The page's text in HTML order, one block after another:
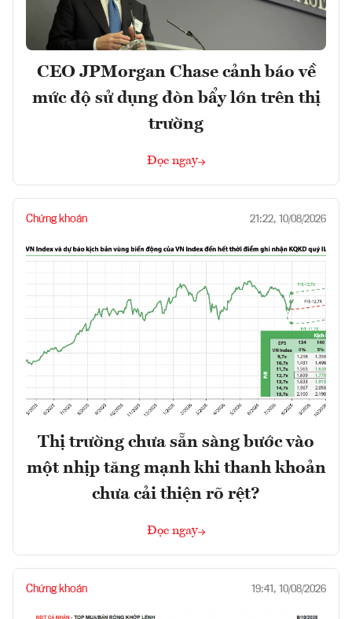
CEO JPMorgan Chase cảnh báo về
mức độ sử dụng đòn bẩy lớn trên thị
trường
Đọc ngay
Chứng khoán 21:22, 10/08/2026
Thị trường chưa sẵn sàng bước vào
một nhịp tăng mạnh khi thanh khoản
chưa cải thiện rõ rệt?
Đọc ngay
Chứng khoán 19:41, 10/08/2026